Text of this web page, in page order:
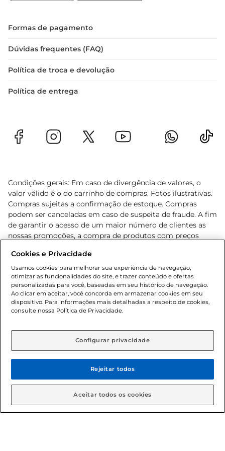
saúde de forma prática e deliciosa
Formas de pagamento
Dúvidas frequentes (FAQ)
Política de troca e devolução
Política de entrega
Condições gerais: Em caso de divergência de valores, o
valor válido é o do carrinho de compras. Fotos ilustrativas.
Compras sujeitas a confirmação de estoque. Compras
podem ser canceladas em caso de suspeita de fraude. A fim
de garantir o acesso de um maior número de clientes as
nossas promoções, a compra de produtos com preços
cliente. Os preços, ofertas e condições são exclusivos para
o e-commerce e válidos durante o dia de hoje, podendo
sofrer alterações sem prévia notificação. Proibida a venda
de bebidas alcoólicas para menores de 18 anos, conforme
Lei n.º 8069/90, art. 81, inciso II (Estatuto da Criança e do
Adolescente). Preços e condições exclusivos para o
aviso prévio. O valor mínimo para as compras on-line é de
© 2026 Copyright. Todos os direitos
reservados Gbarbosa.
Cookies e Privacidade
Usamos cookies para melhorar sua experiência de navegação,
otimizar as funcionalidades do site, e trazer conteúdo e ofertas
personalizadas para você, baseadas em seu histórico de navegação.
Ao clicar em aceitar, você concorda em armazenar cookies em seu
dispositivo. Para informações mais detalhadas a respeito de cookies,
consulte nossa Política de Privacidade.
Configurar privacidade
Rejeitar todos
Aceitar todos os cookies